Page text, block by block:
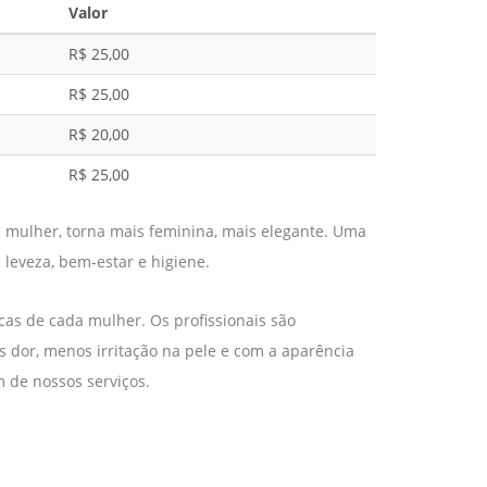
Valor
R$ 25,00
R$ 25,00
R$ 20,00
R$ 25,00
torna mais feminina, mais elegante. Uma
bem-estar e higiene.
de cada mulher. Os profissionais são
menos irritação na pele e com a aparência
de nossos serviços.